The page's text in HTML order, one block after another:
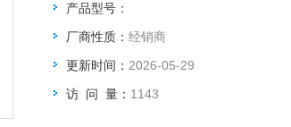
产品型号：
厂商性质： 经销商
更新时间： 2026-05-29
访 问 量： 1143